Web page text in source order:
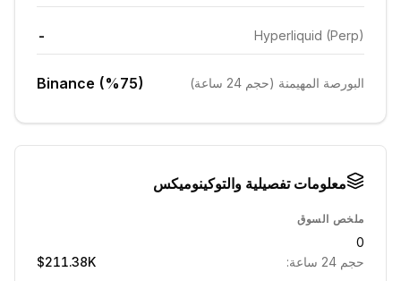
Hyperliquid (Perp)
-
البورصة المهيمنة (حجم 24 ساعة) Binance (%75)
معلومات تفصيلية والتوكينوميكس
ملخص السوق
0
حجم 24 ساعة:
$211.38K